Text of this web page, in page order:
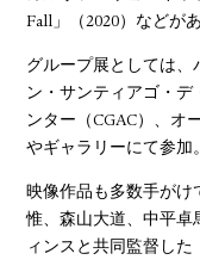
Fall」（2020）などがあ
グループ展としては、
ン・サンティアゴ・
ンター（CGAC）、オ
やギャラリーにて参加
映像作品も多数手が
惟、森山大道、中平
ィンスと共同監督した